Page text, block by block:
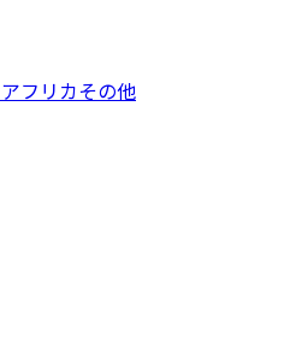
アフリカその他